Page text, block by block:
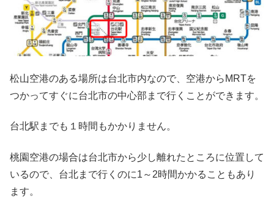
松山空港のある場所は台北市内なので、空港からMRTを
つかってすぐに台北市の中心部まで行くことができます。
台北駅までも１時間もかかりません。
桃園空港の場合は台北市から少し離れたところに位置して
いるので、台北まで行くのに1～2時間かかることもあり
ます。